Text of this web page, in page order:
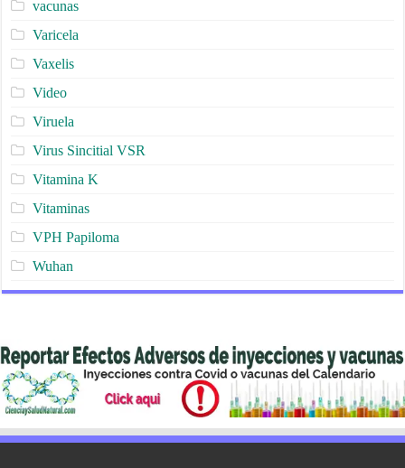
vacunas
Varicela
Vaxelis
Video
Viruela
Virus Sincitial VSR
Vitamina K
Vitaminas
VPH Papiloma
Wuhan